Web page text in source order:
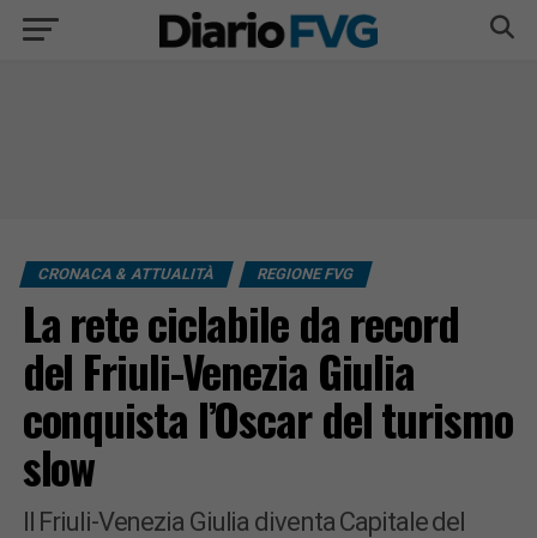
CRONACA & ATTUALITÀ REGIONE FVG
La rete ciclabile da record
del Friuli-Venezia Giulia
conquista l’Oscar del turismo
slow
Il Friuli-Venezia Giulia diventa Capitale del